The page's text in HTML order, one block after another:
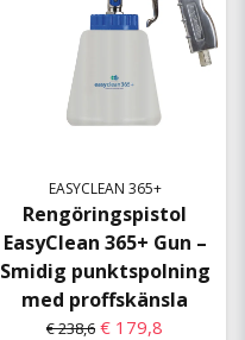
EASYCLEAN 365+
Rengöringspistol
EasyClean 365+ Gun –
Smidig punktspolning
med proffskänsla
€ 238,6 € 179,8